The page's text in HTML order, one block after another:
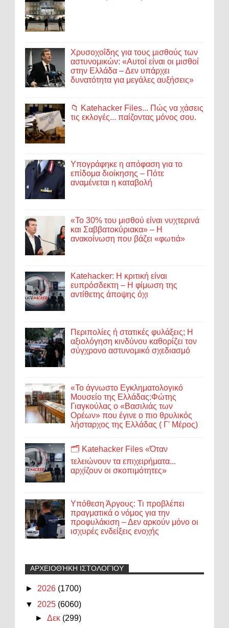
Χρυσοχοΐδης για τους μισθούς των
αστυνομικών: «Αυτοί είναι οι μισθοί
στην Ελλάδα – Δεν υπάρχει
δυνατότητα για μεγάλες αυξήσεις»
📁 Katehacker Files... Πώς να χάσεις
τις εκλογές... παίζοντας μόνος σου.
Υπογράφηκε η απόφαση για το
επίδομα διοίκησης – Πότε
αναμένεται η καταβολή
«Το 30% του μισθού είναι νυχτερινά
και Σαββατοκύριακα» – Η
ανακοίνωση που βάζει «φωτιά»
Katehacker: Η κριτική είναι
ευπρόσδεκτη – Η φίμωση της
αντίθετης άποψης όχι
Περιπολίες ή στατικές φυλάξεις; Η
αξιολόγηση κινδύνου καθορίζει τον
σύγχρονο αστυνομικό σχεδιασμό
«Το άγνωστο Εγκληματολογικό
Μουσείο της Ελλάδας:Φώτης
Γιαγκούλας ο «Βασιλιάς των
Ορέων» που έγινε ο πιο θρυλικός
λήσταρχος της Ελλάδας ( Γ' Μέρος)
🗂️ Katehacker Files «Όταν
τελειώνουν τα επιχειρήματα...
αρχίζουν οι σκοπιμότητες»
Υπόθεση Άργους: Τι προβλέπει
πραγματικά ο νόμος για την
προφυλάκιση – Δεν αρκούν μόνο οι
ισχυρές ενδείξεις ενοχής
ΑΡΧΕΙΟΘΉΚΗ ΙΣΤΟΛΟΓΊΟΥ
► 2026 (1700)
▼ 2025 (6060)
►Δεκ (299)